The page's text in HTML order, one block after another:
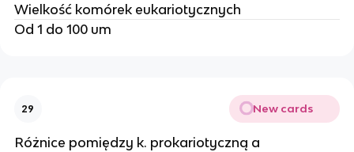
Wielkość komórek eukariotycznych
Od 1 do 100 um
29 New cards
Różnice pomiędzy k. prokariotyczną a